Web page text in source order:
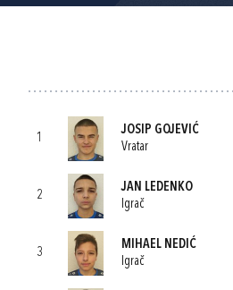
1
JOSIP GOJEVIĆ
Vratar
2
JAN LEDENKO
Igrač
3
MIHAEL NEDIĆ
Igrač